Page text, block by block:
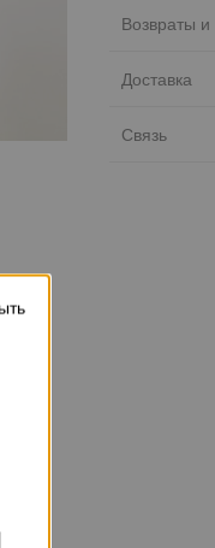
Возвраты
Доставка
Связь